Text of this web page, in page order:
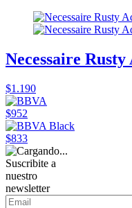
Necessaire
$1.190
$952
$833
Suscribite a
nuestro
newsletter